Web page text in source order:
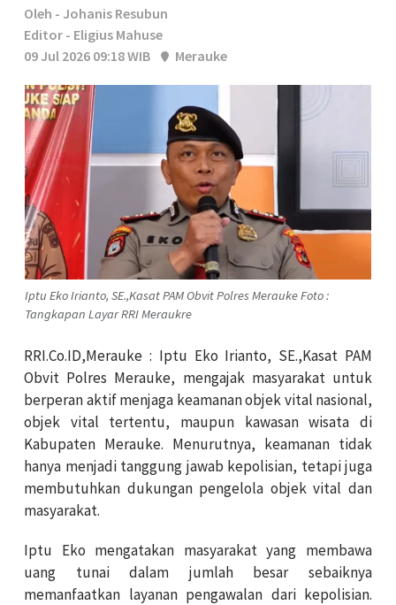
Oleh - Johanis Resubun
Editor - Eligius Mahuse
09 Jul 2026 09:18 WIB
Merauke
Iptu Eko Irianto, SE.,Kasat PAM Obvit Polres Merauke Foto :
Tangkapan Layar RRI Meraukre
RRI.Co.ID,Merauke : Iptu Eko Irianto, SE.,Kasat PAM
Obvit Polres Merauke, mengajak masyarakat untuk
berperan aktif menjaga keamanan objek vital nasional,
objek vital tertentu, maupun kawasan wisata di
Kabupaten Merauke. Menurutnya, keamanan tidak
hanya menjadi tanggung jawab kepolisian, tetapi juga
membutuhkan dukungan pengelola objek vital dan
masyarakat.
Iptu Eko mengatakan masyarakat yang membawa
uang tunai dalam jumlah besar sebaiknya
memanfaatkan layanan pengawalan dari kepolisian.